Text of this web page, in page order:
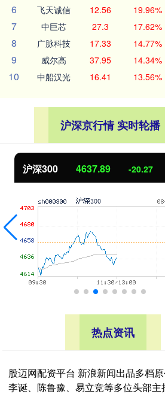
6 飞天诚信 12.56 19.96%
7 中巨芯 27.3 17.62%
8 广脉科技 17.33 14.77%
9 威尔高 37.95 14.34%
10 中船汉光 16.41 13.56%
沪深京行情 实时轮播
沪深300 4637.89 -20.27
热点资讯
股迈网配资平台 新浪新闻出品多档
李诞、陈鲁豫、易立竞等多位头部主